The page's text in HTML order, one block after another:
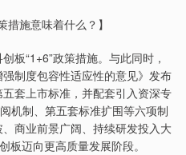
施意味着什么？】
“1+6”政策措施。与此同时，
制度包容性适应性的意见》发布
套上市标准，并配套引入资深专
机制、第五套标准扩围等六项制
商业前景广阔、持续研发投入大
板迈向更高质量发展阶段。